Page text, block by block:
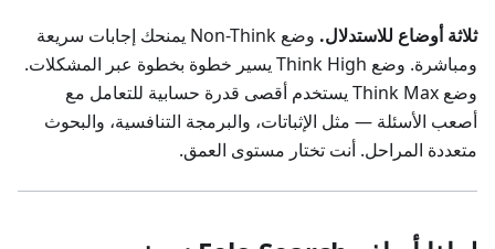
ثلاثة أوضاع للاستدلال.
وضع Non-Think يمنحك إجابات سريعة
ومباشرة. وضع Think High يسير خطوة بخطوة عبر المشكلات.
وضع Think Max يستخدم أقصى قدرة حسابية للتعامل مع
أصعب الأسئلة — مثل الإثباتات، والبرمجة التنافسية، والبحوث
متعددة المراحل. أنت تختار مستوى العمق.